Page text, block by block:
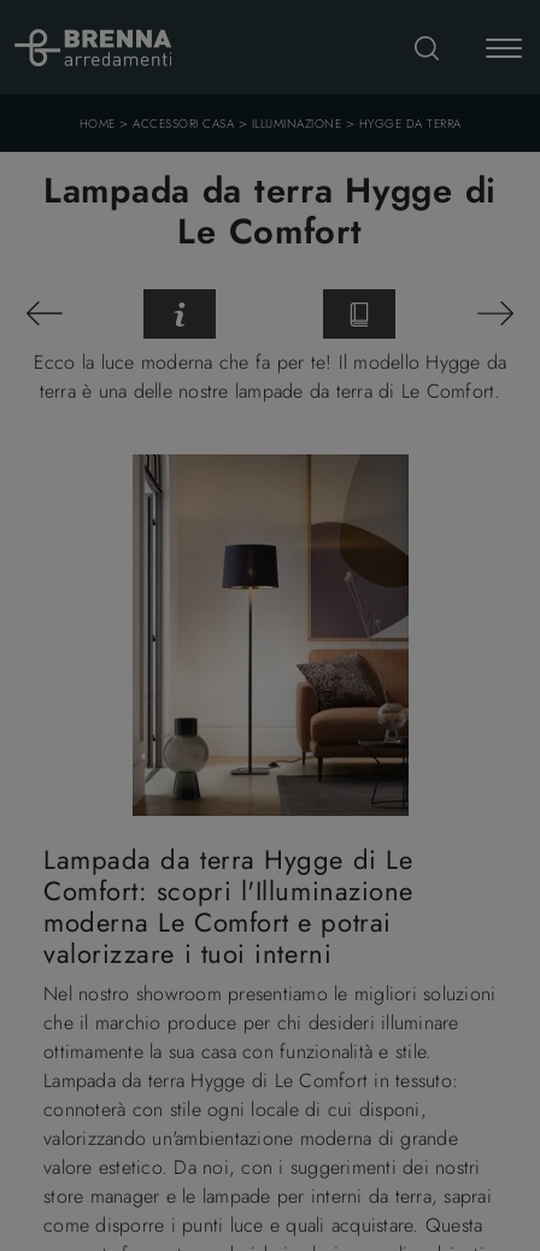
HOME > ACCESSORI CASA > ILLUMINAZIONE > HYGGE DA TERRA
Lampada da terra Hygge di
Le Comfort
Ecco la luce moderna che fa per te! Il modello Hygge da
terra è una delle nostre lampade da terra di Le Comfort.
Lampada da terra Hygge di Le
Comfort: scopri l'Illuminazione
moderna Le Comfort e potrai
valorizzare i tuoi interni
Nel nostro showroom presentiamo le migliori soluzioni
che il marchio produce per chi desideri illuminare
ottimamente la sua casa con funzionalità e stile.
Lampada da terra Hygge di Le Comfort in tessuto:
connoterà con stile ogni locale di cui disponi,
valorizzando un'ambientazione moderna di grande
valore estetico. Da noi, con i suggerimenti dei nostri
store manager e le lampade per interni da terra, saprai
come disporre i punti luce e quali acquistare. Questa